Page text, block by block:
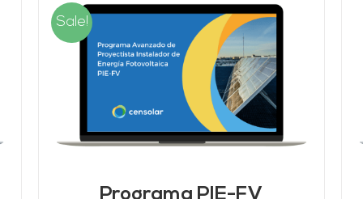
Sale!
AÑADIR AL CARRITO DETALLES